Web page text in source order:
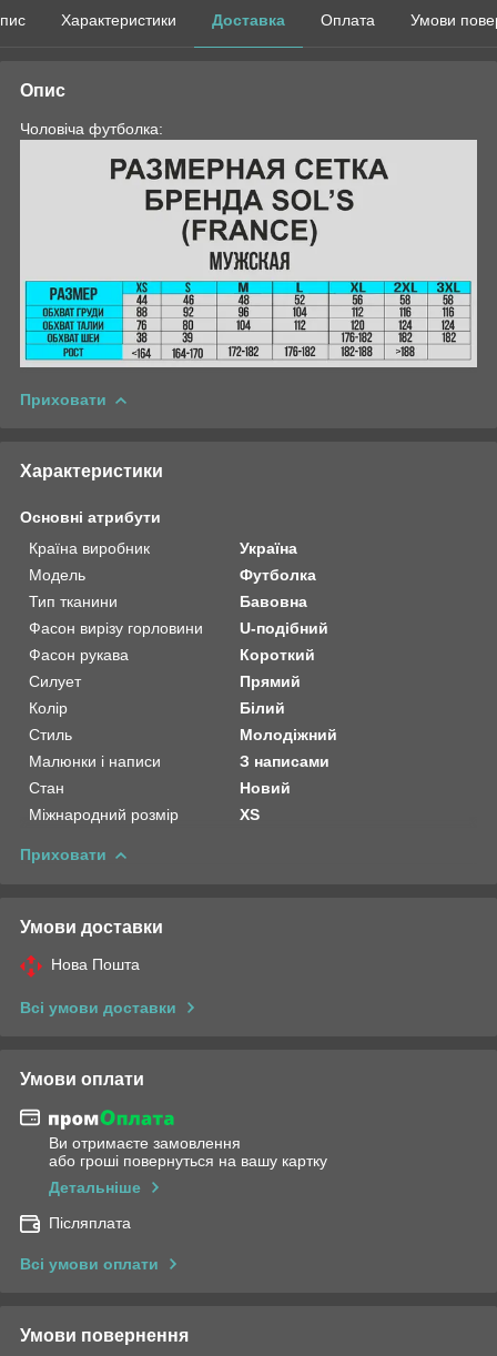
Характеристики Доставка Оплата Умови
Опис
Чоловіча футболка:
Приховати
Характеристики
Основні атрибути
Країна виробник
Україна
Модель
Футболка
Тип тканини
Бавовна
Фасон вирізу горловини
U-подібний
Фасон рукава
Короткий
Силует
Прямий
Колір
Білий
Стиль
Молодіжний
Малюнки і написи
З написами
Стан
Новий
Міжнародний розмір
XS
Приховати
Умови доставки
Нова Пошта
Всі умови доставки
Умови оплати
Ви отримаєте замовлення
або гроші повернуться на вашу картку
Детальніше
Післяплата
Всі умови оплати
Умови повернення